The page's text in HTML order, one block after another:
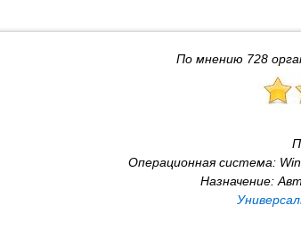
По мнению 728
Операционная система:
Назначение: